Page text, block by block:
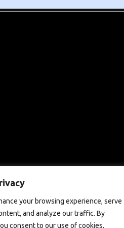
your browsing experience, serve
and analyze our traffic. By
consent to our use of cookies.